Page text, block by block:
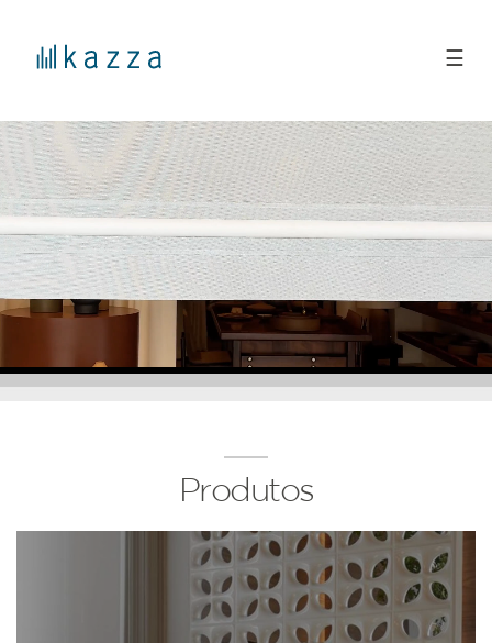
☰
Produtos